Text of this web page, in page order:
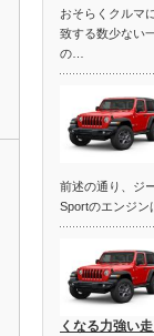
おそらくクルマ
致する数少ない
の…
前述の通り、ジ
Sportのエンジン
くなる力強い走